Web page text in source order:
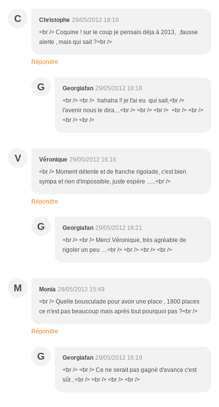
C Christophe 29/05/2012 18:16
<br /> Coquine ! sur le coup je pensais déja à 2013, ,fausse
alerte , mais qui sait ?<br />
Répondre
G Georgiafan 29/05/2012 18:18
<br /> <br /> hahaha !! je t'ai eu qui sait,<br />
l'avenir nous le dira....<br /> <br /> <br /> <br /> <br />
<br /> <br />
V Véronique 29/05/2012 16:16
<br /> Moment détente et de franche rigolade, c'est bien
sympa et rien d'impossible, juste espère ......<br />
Répondre
G Georgiafan 29/05/2012 16:21
<br /> <br /> Merci Véronique, très agréable de
rigoler un peu ....<br /> <br /> <br /> <br />
M Monia 29/05/2012 15:49
<br /> Quelle bousculade pour avoir une place , 1800 places
ce n'est pas beaucoup mais après tout pourquoi pas ?<br />
Répondre
G Georgiafan 29/05/2012 16:19
<br /> <br /> Ce ne serait pas gagné d'avance c'est
sûr...<br /> <br /> <br /> <br />